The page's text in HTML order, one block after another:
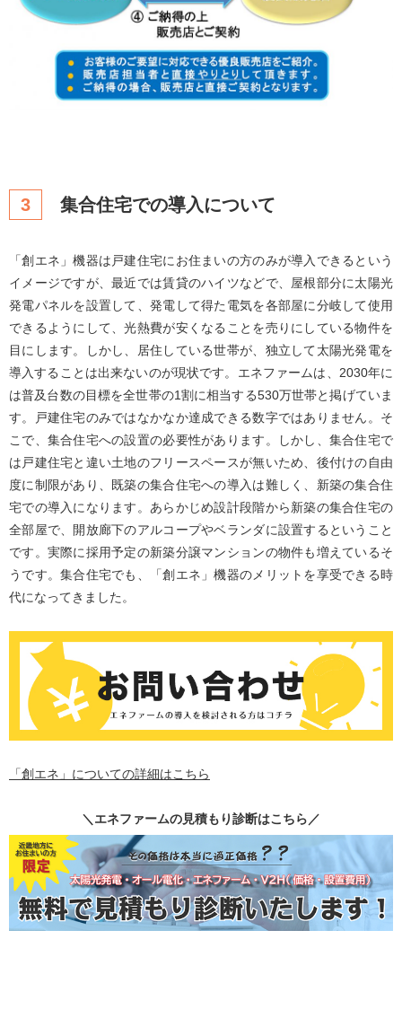
3 集合住宅での導入について
「創エネ」機器は戸建住宅にお住まいの方のみが導入できるという
イメージですが、最近では賃貸のハイツなどで、屋根部分に太陽光
発電パネルを設置して、発電して得た電気を各部屋に分岐して使用
できるようにして、光熱費が安くなることを売りにしている物件を
目にします。しかし、居住している世帯が、独立して太陽光発電を
導入することは出来ないのが現状です。エネファームは、2030年に
は普及台数の目標を全世帯の1割に相当する530万世帯と掲げていま
す。戸建住宅のみではなかなか達成できる数字ではありません。そ
こで、集合住宅への設置の必要性があります。しかし、集合住宅で
は戸建住宅と違い土地のフリースペースが無いため、後付けの自由
度に制限があり、既築の集合住宅への導入は難しく、新築の集合住
宅での導入になります。あらかじめ設計段階から新築の集合住宅の
全部屋で、開放廊下のアルコープやベランダに設置するということ
です。実際に採用予定の新築分譲マンションの物件も増えているそ
うです。集合住宅でも、「創エネ」機器のメリットを享受できる時
代になってきました。
「創エネ」についての詳細はこちら
＼エネファームの見積もり診断はこちら／